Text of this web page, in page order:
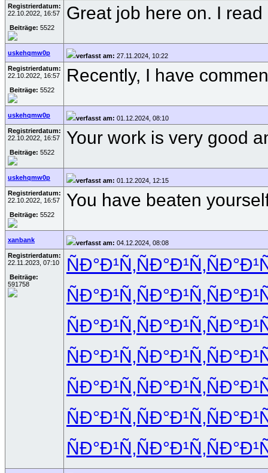
Registrierdatum:
22.10.2022, 16:57
Beiträge: 5522
Great job here on. I
uskehqmw0p verfasst am: 27.11.2024, 10:22
Registrierdatum:
22.10.2022, 16:57
Beiträge: 5522
Recently, I have
uskehqmw0p verfasst am: 01.12.2024, 08:10
Registrierdatum:
22.10.2022, 16:57
Beiträge: 5522
Your work is very good
uskehqmw0p verfasst am: 01.12.2024, 12:15
Registrierdatum:
22.10.2022, 16:57
Beiträge: 5522
You have beaten
xanbank verfasst am: 04.12.2024, 08:08
Registrierdatum:
22.11.2023, 07:10
Beiträge:
591758
ÑÐ°Ð¹Ñ‚ÑÐ°Ð¹Ñ‚
ÑÐ°Ð¹Ñ‚ÑÐ°Ð¹Ñ‚
ÑÐ°Ð¹Ñ‚ÑÐ°Ð¹Ñ‚
ÑÐ°Ð¹Ñ‚ÑÐ°Ð¹Ñ‚
ÑÐ°Ð¹Ñ‚ÑÐ°Ð¹Ñ‚
ÑÐ°Ð¹Ñ‚ÑÐ°Ð¹Ñ‚
ÑÐ°Ð¹Ñ‚ÑÐ°Ð¹Ñ‚